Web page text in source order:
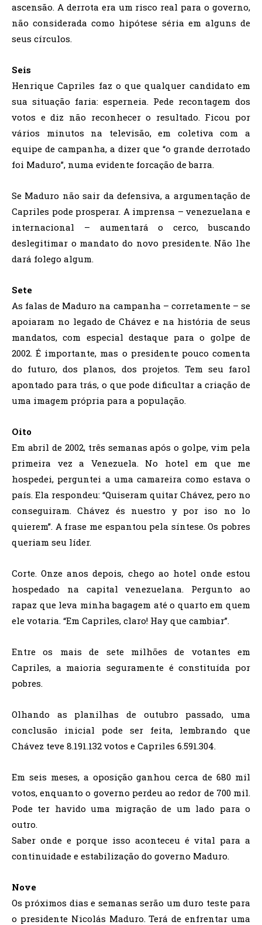
ascensão. A derrota era um risco real para o governo,
não considerada como hipótese séria em alguns de
seus círculos.
Seis
Henrique Capriles faz o que qualquer candidato em
sua situação faria: esperneia. Pede recontagem dos
votos e diz não reconhecer o resultado. Ficou por
vários minutos na televisão, em coletiva com a
equipe de campanha, a dizer que “o grande derrotado
foi Maduro”, numa evidente forcação de barra.
Se Maduro não sair da defensiva, a argumentação de
Capriles pode prosperar. A imprensa – venezuelana e
internacional – aumentará o cerco, buscando
deslegitimar o mandato do novo presidente. Não lhe
dará folego algum.
Sete
As falas de Maduro na campanha – corretamente – se
apoiaram no legado de Chávez e na história de seus
mandatos, com especial destaque para o golpe de
2002. É importante, mas o presidente pouco comenta
do futuro, dos planos, dos projetos. Tem seu farol
apontado para trás, o que pode dificultar a criação de
uma imagem própria para a população.
Oito
Em abril de 2002, três semanas após o golpe, vim pela
primeira vez a Venezuela. No hotel em que me
hospedei, perguntei a uma camareira como estava o
país. Ela respondeu: “Quiseram quitar Chávez, pero no
conseguiram. Chávez és nuestro y por iso no lo
quierem”. A frase me espantou pela síntese. Os pobres
queriam seu líder.
Corte. Onze anos depois, chego ao hotel onde estou
hospedado na capital venezuelana. Pergunto ao
rapaz que leva minha bagagem até o quarto em quem
ele votaria. “Em Capriles, claro! Hay que cambiar”.
Entre os mais de sete milhões de votantes em
Capriles, a maioria seguramente é constituída por
pobres.
Olhando as planilhas de outubro passado, uma
conclusão inicial pode ser feita, lembrando que
Chávez teve 8.191.132 votos e Capriles 6.591.304.
Em seis meses, a oposição ganhou cerca de 680 mil
votos, enquanto o governo perdeu ao redor de 700 mil.
Pode ter havido uma migração de um lado para o
outro.
Saber onde e porque isso aconteceu é vital para a
continuidade e estabilização do governo Maduro.
Nove
Os próximos dias e semanas serão um duro teste para
o presidente Nicolás Maduro. Terá de enfrentar uma